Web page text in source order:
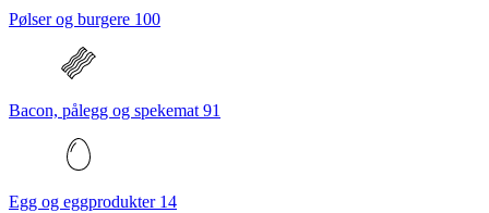
Pølser og burgere 100
Bacon, pålegg og spekemat 91
Egg og eggprodukter 14